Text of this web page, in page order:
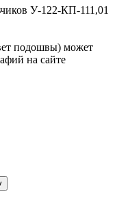
У-122-КП-111,01
подошвы) может
на сайте